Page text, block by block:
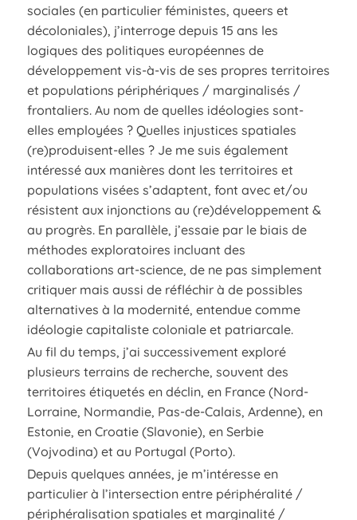
sociales (en particulier féministes, queers et
décoloniales), j’interroge depuis 15 ans les
logiques des politiques européennes de
développement vis-à-vis de ses propres territoires
et populations périphériques / marginalisés /
frontaliers. Au nom de quelles idéologies sont-
elles employées ? Quelles injustices spatiales
(re)produisent-elles ? Je me suis également
intéressé aux manières dont les territoires et
populations visées s’adaptent, font avec et/ou
résistent aux injonctions au (re)développement &
au progrès. En parallèle, j’essaie par le biais de
méthodes exploratoires incluant des
collaborations art-science, de ne pas simplement
critiquer mais aussi de réfléchir à de possibles
alternatives à la modernité, entendue comme
idéologie capitaliste coloniale et patriarcale.
Au fil du temps, j’ai successivement exploré
plusieurs terrains de recherche, souvent des
territoires étiquetés en déclin, en France (Nord-
Lorraine, Normandie, Pas-de-Calais, Ardenne), en
Estonie, en Croatie (Slavonie), en Serbie
(Vojvodina) et au Portugal (Porto).
Depuis quelques années, je m’intéresse en
particulier à l’intersection entre périphéralité /
périphéralisation spatiales et marginalité /